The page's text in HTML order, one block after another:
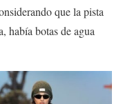
que la pista
había botas de agua